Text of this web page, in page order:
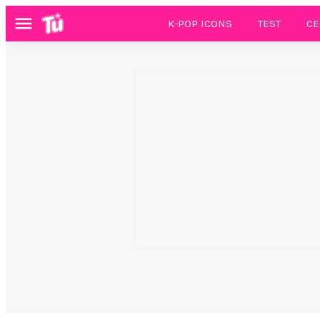
Menú K-POP ICONS TEST